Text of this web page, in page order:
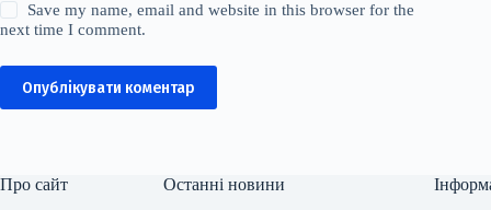
Save my name, email and website in this browser for the
next time I comment.
Опублікувати коментар
Про сайт Останні новини